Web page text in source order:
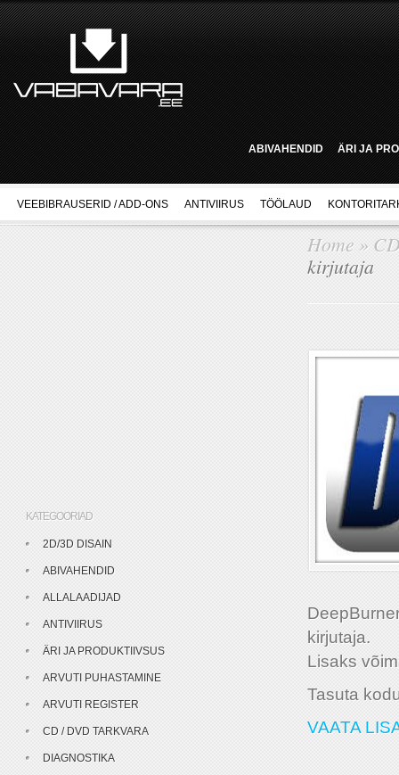
ABIVAHENDID ÄRI JA
VEEBIBRAUSERID / ADD-ONS ANTIVIIRUS TÖÖLAUD
Home »
kirjutaja
kirjutaja.
Lisaks
Tasuta
VAATA
KATEGOORIAD
2D/3D DISAIN
ABIVAHENDID
ALLALAADIJAD
ANTIVIIRUS
ÄRI JA PRODUKTIIVSUS
ARVUTI PUHASTAMINE
ARVUTI REGISTER
CD / DVD TARKVARA
DIAGNOSTIKA